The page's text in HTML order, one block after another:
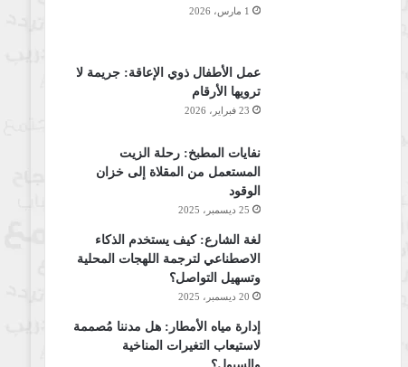
1 مارس، 2026
عمل الأطفال ذوي الإعاقة: جريمة لا
ترويها الأرقام
23 فبراير، 2026
نفايات المطبخ: رحلة الزيت
المستعمل من المقلاة إلى خزان
الوقود
25 ديسمبر، 2025
لغة الشارع: كيف يستخدم الذكاء
الاصطناعي لترجمة اللهجات المحلية
وتسهيل التواصل؟
20 ديسمبر، 2025
إدارة مياه الأمطار: هل مدننا مُصممة
لاستيعاب التغيرات المناخية